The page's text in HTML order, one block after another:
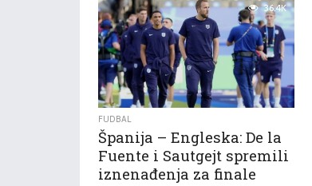
36.4K
FUDBAL
Španija – Engleska: De la
Fuente i Sautgejt spremili
iznenađenja za finale